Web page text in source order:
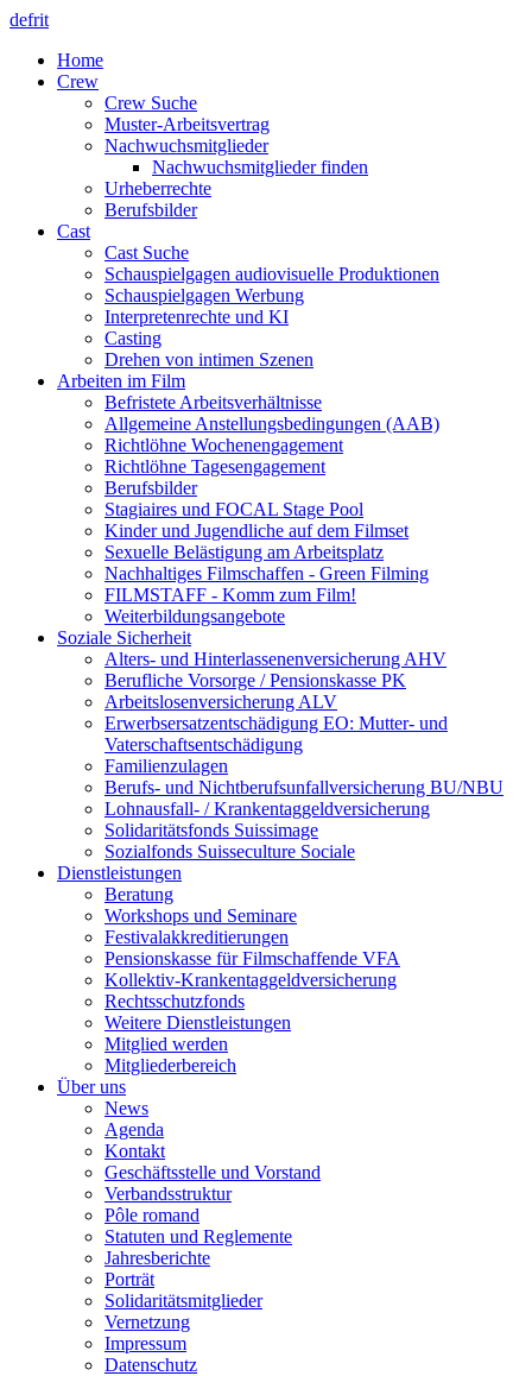
defrit
Home
Crew
Crew Suche
Muster-Arbeitsvertrag
Nachwuchsmitglieder
Nachwuchsmitglieder finden
Urheberrechte
Berufsbilder
Cast
Cast Suche
Schauspielgagen audiovisuelle Produktionen
Schauspielgagen Werbung
Interpretenrechte und KI
Casting
Drehen von intimen Szenen
Arbeiten im Film
Befristete Arbeitsverhältnisse
Allgemeine Anstellungsbedingungen (AAB)
Richtlöhne Wochenengagement
Richtlöhne Tagesengagement
Berufsbilder
Stagiaires und FOCAL Stage Pool
Kinder und Jugendliche auf dem Filmset
Sexuelle Belästigung am Arbeitsplatz
Nachhaltiges Filmschaffen - Green Filming
FILMSTAFF - Komm zum Film!
Weiterbildungsangebote
Soziale Sicherheit
Alters- und Hinterlassenenversicherung AHV
Berufliche Vorsorge / Pensionskasse PK
Arbeitslosenversicherung ALV
Erwerbsersatzentschädigung EO: Mutter- und
Vaterschaftsentschädigung
Familienzulagen
Berufs- und Nichtberufsunfallversicherung BU/NBU
Lohnausfall- / Krankentaggeldversicherung
Solidaritätsfonds Suissimage
Sozialfonds Suisseculture Sociale
Dienstleistungen
Beratung
Workshops und Seminare
Festivalakkreditierungen
Pensionskasse für Filmschaffende VFA
Kollektiv-Krankentaggeldversicherung
Rechtsschutzfonds
Weitere Dienstleistungen
Mitglied werden
Mitgliederbereich
Über uns
News
Agenda
Kontakt
Geschäftsstelle und Vorstand
Verbandsstruktur
Pôle romand
Statuten und Reglemente
Jahresberichte
Porträt
Solidaritätsmitglieder
Vernetzung
Impressum
Datenschutz